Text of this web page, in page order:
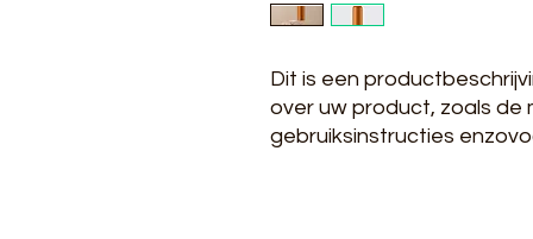
Dit is een
over uw product, zoals de
gebruiksinstructies